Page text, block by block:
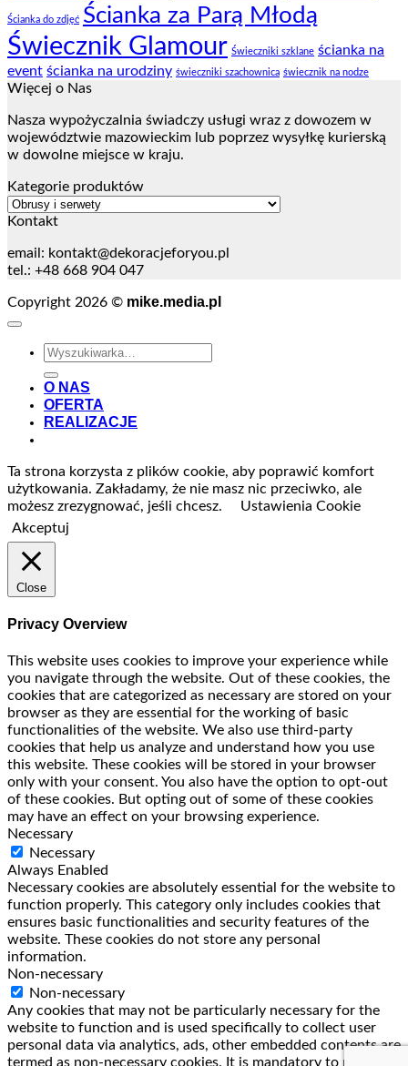
Ścianka do zdjęć Ścianka za Parą Młodą
Świecznik Glamour Świeczniki szklane ścianka na
event ścianka na urodziny świeczniki szachownica świecznik na nodze
Więcej o Nas
Nasza wypożyczalnia świadczy usługi wraz z dowozem w
województwie mazowieckim lub poprzez wysyłkę kurierską
w dowolne miejsce w kraju.
Kategorie produktów
Kontakt
email: kontakt@dekoracjeforyou.pl
tel.: +48 668 904 047
Copyright 2026 © mike.media.pl
Szukaj:
O NAS
OFERTA
REALIZACJE
Ta strona korzysta z plików cookie, aby poprawić komfort
użytkowania. Zakładamy, że nie masz nic przeciwko, ale
możesz zrezygnować, jeśli chcesz.
Ustawienia Cookie
Akceptuj
Close
Privacy Overview
This website uses cookies to improve your experience while
you navigate through the website. Out of these cookies, the
cookies that are categorized as necessary are stored on your
browser as they are essential for the working of basic
functionalities of the website. We also use third-party
cookies that help us analyze and understand how you use
this website. These cookies will be stored in your browser
only with your consent. You also have the option to opt-out
of these cookies. But opting out of some of these cookies
may have an effect on your browsing experience.
Necessary
Necessary
Always Enabled
Necessary cookies are absolutely essential for the website to
function properly. This category only includes cookies that
ensures basic functionalities and security features of the
website. These cookies do not store any personal
information.
Non-necessary
Non-necessary
Any cookies that may not be particularly necessary for the
website to function and is used specifically to collect user
personal data via analytics, ads, other embedded contents are
termed as non-necessary cookies. It is mandatory to procure